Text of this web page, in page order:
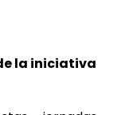
la iniciativa